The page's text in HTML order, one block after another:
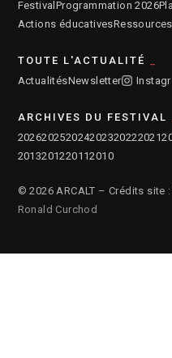
Festival Programmation 2026
Actions éducativesRessources
TOUTE L'ACTUALITÉ
ActualitésNewsletter
ARCHIVES DU FESTIVAL
202620252024202320222021
2013201220112010
© 2026 ARCALT – Crédits site :
Ronald Curchod